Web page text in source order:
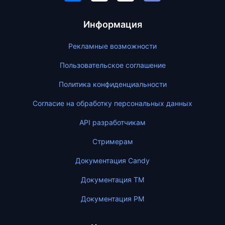
Информация
Рекламные возможности
Пользовательское соглашение
Политика конфиденциальности
Согласие на обработку персональных данных
API разработчикам
Стримерам
Документация Candy
Документация ТМ
Документация PM